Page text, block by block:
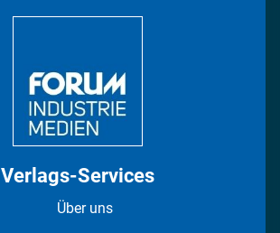
Verlags-Services
Über uns